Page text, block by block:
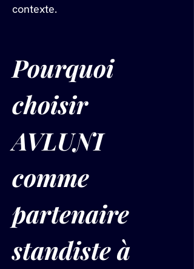
contexte.
Pourquoi
choisir
AVLUNI
comme
partenaire
standiste à